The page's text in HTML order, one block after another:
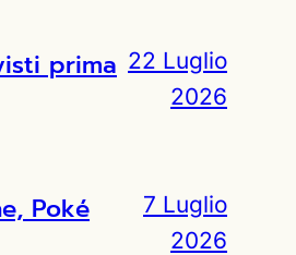
prima 22 Luglio
2026
Poké
7 Luglio
2026